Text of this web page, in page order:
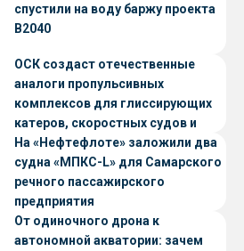
спустили на воду баржу проекта
В2040
ОСК создаст отечественные
аналоги пропульсивных
комплексов для глиссирующих
катеров, скоростных судов и
судов с малой осадкой
На «Нефтефлоте» заложили два
судна «МПКС-L» для Самарского
речного пассажирского
предприятия
От одиночного дрона к
автономной акватории: зачем